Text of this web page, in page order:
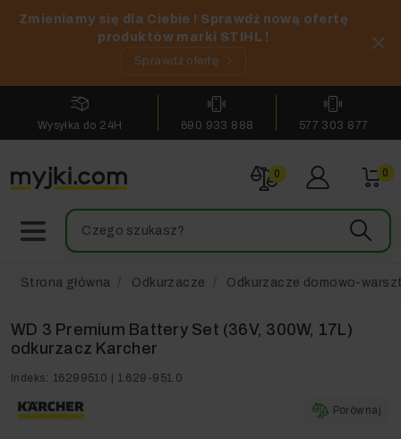
Zmieniamy się dla Ciebie ! Sprawdź nową ofertę
produktów marki STIHL !
Sprawdź ofertę
Wysyłka do 24H 690 933 888 577 303 877
0 0
Strona główna Odkurzacze Odkurzacze domowo-
WD 3 Premium Battery Set (36V, 300W, 17L)
odkurzacz Karcher
Indeks: 16299510 | 1.629-951.0
Porównaj